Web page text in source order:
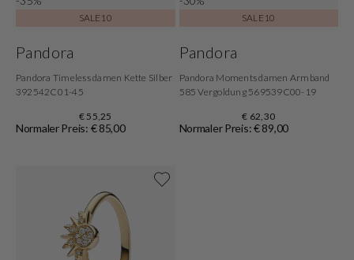
SALE10
Pandora
Pandora Timeless damen Kette Silber
392542C01-45
€ 55,25
Normaler Preis: € 85,00
SALE10
Pandora
Pandora Moments damen Armband
585 Vergoldung 569539C00-19
€ 62,30
Normaler Preis: € 89,00